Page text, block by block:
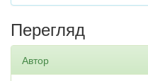
Перегляд
Автор